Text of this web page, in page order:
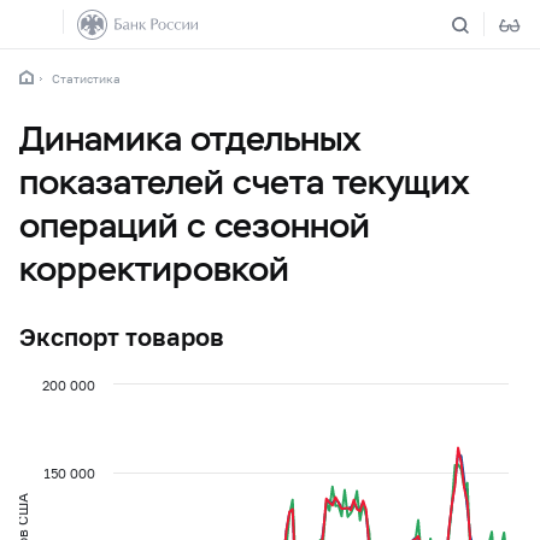
Статистика
Динамика отдельных
показателей счета текущих
операций с сезонной
корректировкой
Экспорт товаров
150 000
200 000